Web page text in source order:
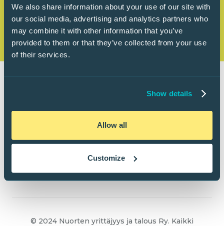
We also share information about your use of our site with
our social media, advertising and analytics partners who
may combine it with other information that you’ve
provided to them or that they’ve collected from your use
of their services.
Show details
Allow all
Customize
© 2024 Nuorten yrittäjyys ja talous Ry. Kaikki